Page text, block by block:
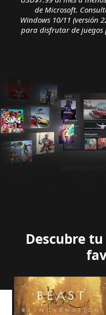
de Microsoft.
Windows 10/11 (versión
para disfrutar de juegos
Descubre